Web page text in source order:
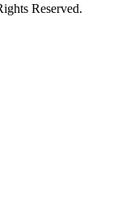
Reserved.